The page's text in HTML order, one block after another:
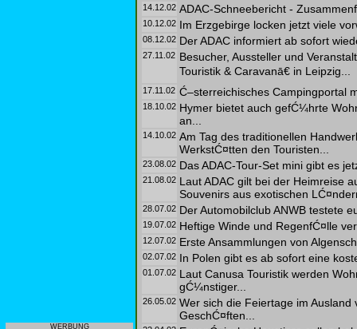
WERBUNG
14.12.02 ADAC-Schneebericht -
10.12.02 Im Erzgebirge locken jetzt viele
08.12.02 Der ADAC informiert ab sofort
27.11.02 Besucher, Aussteller und
Touristik & Caravanā€ in Leipzig...
17.11.02 Ć–sterreichisches Campingportal
18.10.02 Hymer bietet auch gefĆ¼hrte
an...
14.10.02 Am Tag des traditionellen
WerkstĆ¤tten den Touristen...
23.08.02 Das ADAC-Tour-Set mini gibt es
21.08.02 Laut ADAC gilt bei der Heimreise
Souvenirs aus exotischen
28.07.02 Der Automobilclub ANWB testete
19.07.02 Heftige Winde und RegenfĆ¤lle
12.07.02 Erste Ansammlungen von
02.07.02 In Polen gibt es ab sofort eine
01.07.02 Laut Canusa Touristik werden
gĆ¼nstiger...
26.05.02 Wer sich die Feiertage im
GeschĆ¤ften...